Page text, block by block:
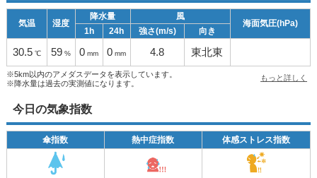
気温 湿度
降水量 風
海面気圧(hPa)
1h 24h 強さ(m/s) 向き
30.5 ℃ 59 % 0 mm 0 mm 4.8 東北東
※5km以内のアメダスデータを表示しています。
※降水量は過去の実測値になります。
もっと詳しく
今日の気象指数
傘指数 熱中症指数 体感ストレス指数